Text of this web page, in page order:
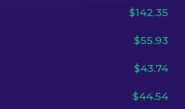
FR
$142.35
$55.93
$43.74
$44.54